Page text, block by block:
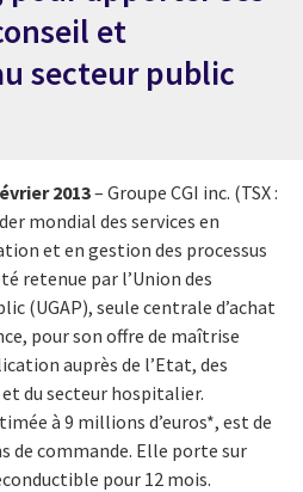
et
secteur public
2013– Groupe CGI inc. (TSX :
mondial des services en
et en gestion des processus
retenue par l’Union des
(UGAP), seule centrale d’achat
pour son offre de maîtrise
auprès de l’Etat, des
du secteur hospitalier.
à 9 millions d’euros*, est de
de commande. Elle porte sur
pour 12 mois.